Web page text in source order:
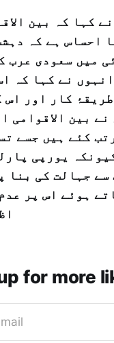
کہا کہ بین
احساس ہے کہ
میں سعودی عرب
نے کہا کہ
کار اور اس
بین الاقوامی
کئے ہیں جسے
یورپی
سے جہالت کی بنا
ہوئے اس پر
for more